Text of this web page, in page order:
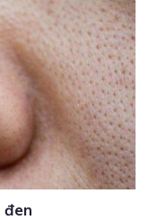
đen